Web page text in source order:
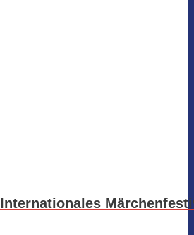
Internationales